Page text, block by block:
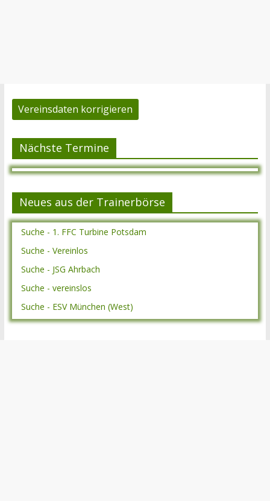
Vereinsdaten korrigieren
Nächste Termine
Neues aus der Trainerbörse
Suche - 1. FFC Turbine Potsdam
Suche - Vereinlos
Suche - JSG Ahrbach
Suche - vereinslos
Suche - ESV München (West)